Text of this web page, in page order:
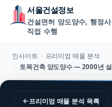
서울건설정보
건설면허 양도양수, 행정사
직접 수행
인사이트 › 프리미엄 매물 분석
›
←프리미엄 매물 분석 목록